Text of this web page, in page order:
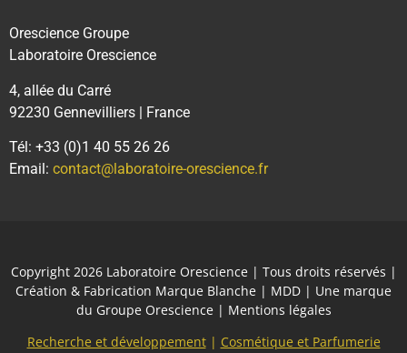
Orescience Groupe
Laboratoire Orescience
4, allée du Carré
92230 Gennevilliers | France
Tél: +33 (0)1 40 55 26 26
Email: contact@laboratoire-orescience.fr
Copyright 2026 Laboratoire Orescience | Tous droits réservés |
Création & Fabrication Marque Blanche | MDD | Une marque
du Groupe Orescience| Mentions légales
Recherche et développement| Cosmétique et Parfumerie